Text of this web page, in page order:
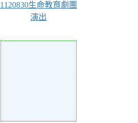
1120830生命教育劇團
演出